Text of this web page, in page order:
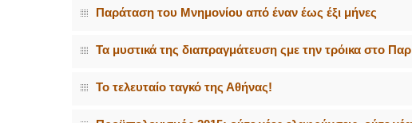
Παράταση του Μνημονίου από έναν έως έξι μήνες
Τα μυστικά της διαπραγμάτευση ςμε την τρόικα στο
Το τελευταίο ταγκό της Αθήνας!